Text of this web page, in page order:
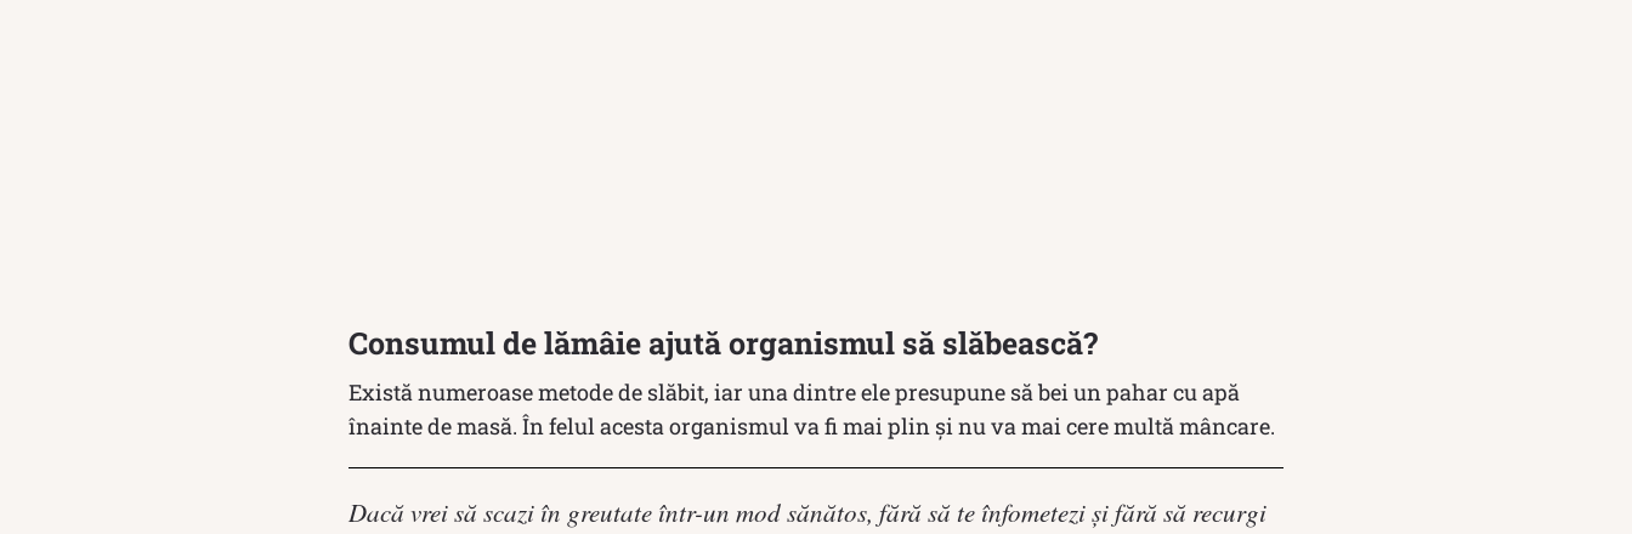
Consumul de lămâie ajută organismul să slăbească?
Există numeroase metode de slăbit, iar una dintre ele presupune să bei un pahar cu apă
înainte de masă. În felul acesta organismul va fi mai plin și nu va mai cere multă mâncare.
Dacă vrei să scazi în greutate într-un mod sănătos, fără să te înfometezi și fără să recurgi